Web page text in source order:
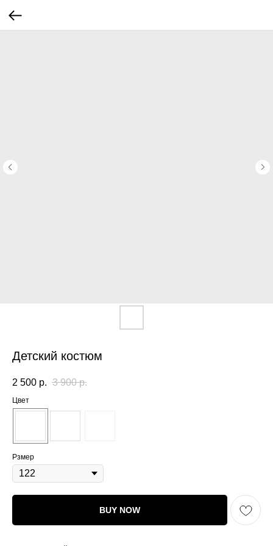
Детский костюм
2 500 р. 3 900 р.
Цвет
Рзмер
BUY NOW